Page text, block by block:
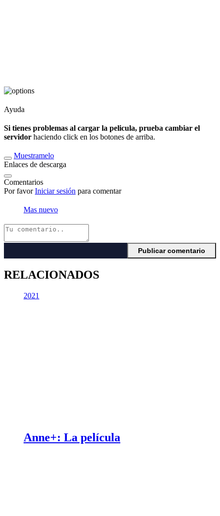
Ayuda
Si tienes problemas al cargar la pelicula, prueba cambiar el
servidor haciendo click en los botones de arriba.
Muestramelo
Enlaces de descarga
Comentarios
Por favorIniciar sesión para comentar
Mas nuevo
RELACIONADOS
2021
Anne+: La película